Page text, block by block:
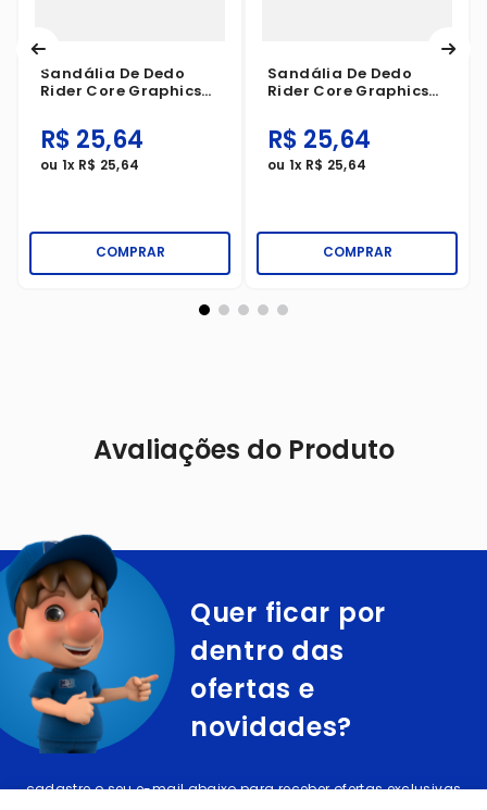
Sandália De Dedo
Rider Core Graphics
R$ 25,64
ou 1x R$ 25,64
COMPRAR
Sandália De Dedo
Rider Core Graphics
R$ 25,64
ou 1x R$ 25,64
COMPRAR
Avaliações do Produto
Quer ficar por
dentro das
ofertas e
novidades?
cadastre o seu e-mail abaixo para receber ofertas exclusivas